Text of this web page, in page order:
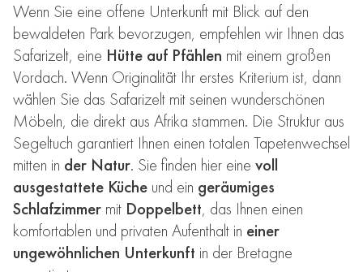
Wenn Sie eine offene Unterkunft mit Blick auf den
bewaldeten Park bevorzugen, empfehlen wir Ihnen das
Safarizelt, eine Hütte auf Pfählen mit einem großen
Vordach. Wenn Originalität Ihr erstes Kriterium ist, dann
wählen Sie das Safarizelt mit seinen wunderschönen
Möbeln, die direkt aus Afrika stammen. Die Struktur aus
Segeltuch garantiert Ihnen einen totalen Tapetenwechsel
mitten in der Natur. Sie finden hier eine voll
ausgestattete Küche und ein geräumiges
Schlafzimmer mit Doppelbett, das Ihnen einen
komfortablen und privaten Aufenthalt in einer
ungewöhnlichen Unterkunft in der Bretagne